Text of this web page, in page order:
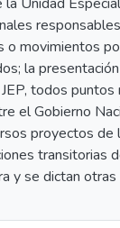
movimientos
la
todos
el Gobierno
proyectos
transitorias
y se dictan